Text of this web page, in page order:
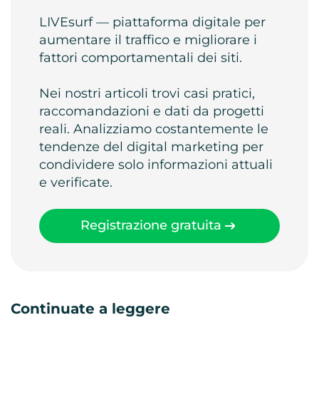
LIVEsurf — piattaforma digitale per
aumentare il traffico e migliorare i
fattori comportamentali dei siti.
Nei nostri articoli trovi casi pratici,
raccomandazioni e dati da progetti
reali. Analizziamo costantemente le
tendenze del digital marketing per
condividere solo informazioni attuali
e verificate.
Registrazione gratuita
Continuate a leggere